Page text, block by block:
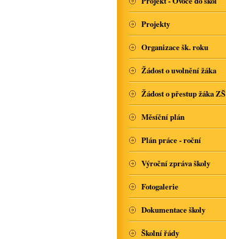
Projekty
Organizace šk. roku
Žádost o uvolnění žáka
Žádost o přestup žáka ZŠ
Měsíční plán
Plán práce - roční
Výroční zpráva školy
Fotogalerie
Dokumentace školy
Školní řády